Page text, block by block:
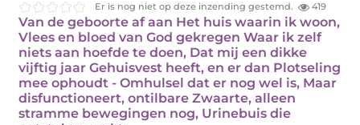
Er is nog niet op deze inzending gestemd. 419
Van de geboorte af aan Het huis waarin ik woon,
Vlees en bloed van God gekregen Waar ik zelf
niets aan hoefde te doen, Dat mij een dikke
vijftig jaar Gehuisvest heeft, en er dan Plotseling
mee ophoudt - Omhulsel dat er nog wel is, Maar
disfunctioneert, ontilbare Zwaarte, alleen
stramme bewegingen nog, Urinebuis die